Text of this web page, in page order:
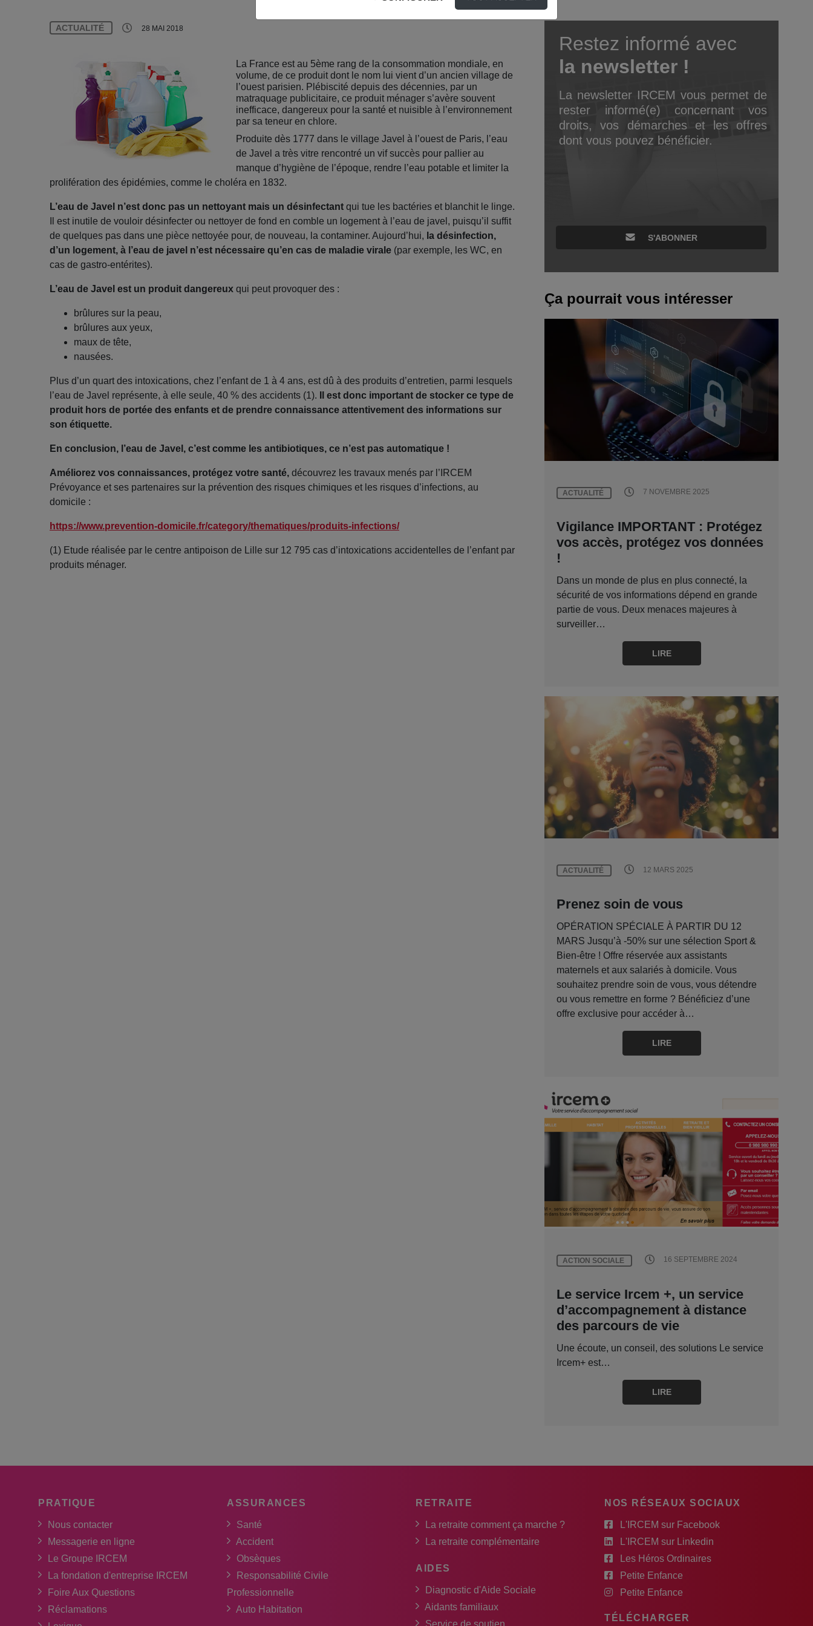
ACTUALITÉ 28 MAI 2018
La France est au 5ème rang de la consommation mondiale, en
volume, de ce produit dont le nom lui vient d’un ancien village de
l’ouest parisien. Plébiscité depuis des décennies, par un
matraquage publicitaire, ce produit ménager s’avère souvent
inefficace, dangereux pour la santé et nuisible à l’environnement
par sa teneur en chlore.
Produite dès 1777 dans le village Javel à l’ouest de Paris, l’eau
de Javel a très vitre rencontré un vif succès pour pallier au
manque d’hygiène de l’époque, rendre l’eau potable et limiter la
prolifération des épidémies, comme le choléra en 1832.
L’eau de Javel n’est donc pas un nettoyant mais un désinfectant qui tue les bactéries et blanchit le linge.
Il est inutile de vouloir désinfecter ou nettoyer de fond en comble un logement à l’eau de javel, puisqu’il suffit
de quelques pas dans une pièce nettoyée pour, de nouveau, la contaminer. Aujourd’hui, la désinfection,
d’un logement, à l’eau de javel n’est nécessaire qu’en cas de maladie virale (par exemple, les WC, en
cas de gastro-entérites).
L’eau de Javel est un produit dangereux qui peut provoquer des :
brûlures sur la peau,
brûlures aux yeux,
maux de tête,
nausées.
Plus d’un quart des intoxications, chez l’enfant de 1 à 4 ans, est dû à des produits d’entretien, parmi lesquels
l’eau de Javel représente, à elle seule, 40 % des accidents (1).
Il est donc important de stocker ce type de
produit hors de portée des enfants et de prendre connaissance attentivement des informations sur
son étiquette.
En conclusion, l’eau de Javel, c’est comme les antibiotiques, ce n’est pas automatique !
Améliorez vos connaissances, protégez votre santé, découvrez les travaux menés par l’IRCEM
Prévoyance et ses partenaires sur la prévention des risques chimiques et les risques d’infections, au
domicile :
https://www.prevention-domicile.fr/category/thematiques/produits-infections/
(1) Etude réalisée par le centre antipoison de Lille sur 12 795 cas d’intoxications accidentelles de l’enfant par
produits ménager.
Restez informé avec
la newsletter !
La newsletter IRCEM vous permet de
rester informé(e) concernant vos
droits, vos démarches et les offres
dont vous pouvez bénéficier.
S'ABONNER
Ça pourrait vous intéresser
ACTUALITÉ 7 NOVEMBRE 2025
Vigilance IMPORTANT : Protégez
vos accès, protégez vos données
!
Dans un monde de plus en plus connecté, la
sécurité de vos informations dépend en grande
partie de vous. Deux menaces majeures à
surveiller…
LIRE
ACTUALITÉ 12 MARS 2025
Prenez soin de vous
OPÉRATION SPÉCIALE À PARTIR DU 12
MARS Jusqu’à -50% sur une sélection Sport &
Bien-être ! Offre réservée aux assistants
maternels et aux salariés à domicile. Vous
souhaitez prendre soin de vous, vous détendre
ou vous remettre en forme ? Bénéficiez d’une
offre exclusive pour accéder à…
LIRE
ACTION SOCIALE 16 SEPTEMBRE 2024
Le service Ircem +, un service
d’accompagnement à distance
des parcours de vie
Une écoute, un conseil, des solutions Le service
Ircem+ est…
LIRE
PRATIQUE
Nous contacter
Messagerie en ligne
Le Groupe IRCEM
La fondation d'entreprise IRCEM
Foire Aux Questions
Réclamations
ASSURANCES
Santé
Accident
Obsèques
Responsabilité Civile
Professionnelle
Auto Habitation
RETRAITE
La retraite comment ça marche ?
La retraite complémentaire
AIDES
Diagnostic d'Aide Sociale
Aidants familiaux
Service de soutien
NOS RÉSEAUX SOCIAUX
L'IRCEM sur Facebook
L'IRCEM sur Linkedin
Les Héros Ordinaires
Petite Enfance
Petite Enfance
TÉLÉCHARGER